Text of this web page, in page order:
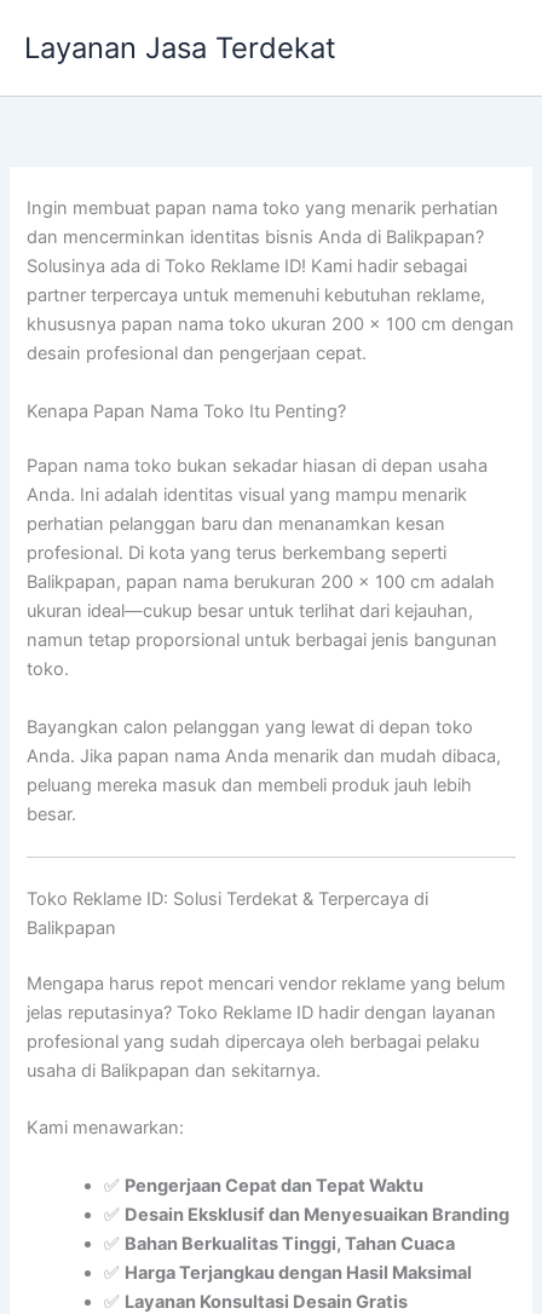
Layanan Jasa Terdekat
Ingin membuat papan nama toko yang menarik perhatian
dan mencerminkan identitas bisnis Anda di Balikpapan?
Solusinya ada di Toko Reklame ID! Kami hadir sebagai
partner terpercaya untuk memenuhi kebutuhan reklame,
khususnya papan nama toko ukuran 200 x 100 cm dengan
desain profesional dan pengerjaan cepat.
Kenapa Papan Nama Toko Itu Penting?
Papan nama toko bukan sekadar hiasan di depan usaha
Anda. Ini adalah identitas visual yang mampu menarik
perhatian pelanggan baru dan menanamkan kesan
profesional. Di kota yang terus berkembang seperti
Balikpapan, papan nama berukuran 200 x 100 cm adalah
ukuran ideal—cukup besar untuk terlihat dari kejauhan,
namun tetap proporsional untuk berbagai jenis bangunan
toko.
Bayangkan calon pelanggan yang lewat di depan toko
Anda. Jika papan nama Anda menarik dan mudah dibaca,
peluang mereka masuk dan membeli produk jauh lebih
besar.
Toko Reklame ID: Solusi Terdekat & Terpercaya di
Balikpapan
Mengapa harus repot mencari vendor reklame yang belum
jelas reputasinya? Toko Reklame ID hadir dengan layanan
profesional yang sudah dipercaya oleh berbagai pelaku
usaha di Balikpapan dan sekitarnya.
Kami menawarkan:
✅ Pengerjaan Cepat dan Tepat Waktu
✅ Desain Eksklusif dan Menyesuaikan Branding
✅ Bahan Berkualitas Tinggi, Tahan Cuaca
✅ Harga Terjangkau dengan Hasil Maksimal
✅ Layanan Konsultasi Desain Gratis